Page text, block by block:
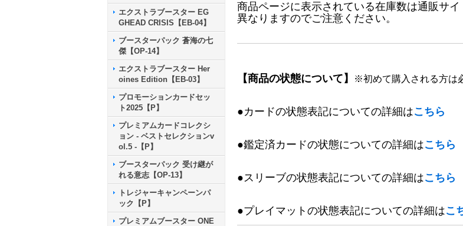
エクストラブースター EG
GHEAD CRISIS【EB-04】
ブースターパック 蒼海の七
傑【OP-14】
エクストラブースター Her
oines Edition【EB-03】
プロモーションカードセッ
ト2025【P】
プレミアムカードコレクシ
ョン - ベストセレクションv
ol.5 -【P】
ブースターパック 受け継が
れる意志【OP-13】
トレジャーキャンペーンパ
ック【P】
プレミアムブースター ONE
商品ページに表示されている在庫数は通販サ
異なりますのでご注意ください。
【商品の状態について】 ※初めて購入される方は
●カードの状態表記についての詳細はこちら
●鑑定済カードの状態についての詳細はこちら
●スリーブの状態表記についての詳細はこちら
●プレイマットの状態表記についての詳細はこ